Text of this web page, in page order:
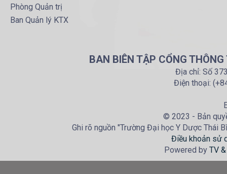
Phòng Quản trị
Ban Quản lý KTX
BAN BIÊN TẬP CỔNG
Địa chỉ: Số
Điện thoại:
© 2023 - Bản
Ghi rõ nguồn "Trường Đại học Y Dược Thái
Điều khoản sử
Powered by TV